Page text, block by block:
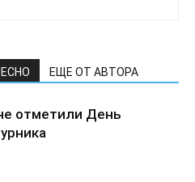
ЕЩЕ ОТ АВТОРА
отметили День